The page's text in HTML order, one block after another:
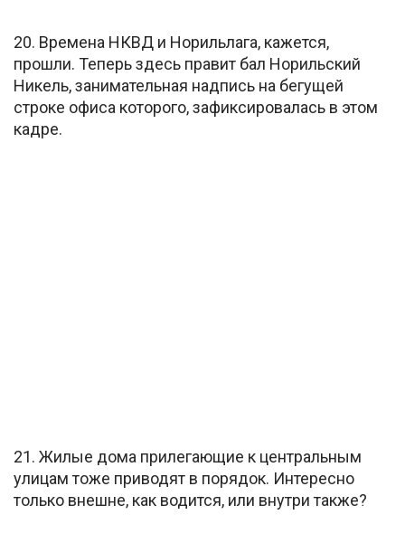
20. Времена НКВД и Норильлага, кажется,
прошли. Теперь здесь правит бал Норильский
Никель, занимательная надпись на бегущей
строке офиса которого, зафиксировалась в этом
кадре.
21. Жилые дома прилегающие к центральным
улицам тоже приводят в порядок. Интересно
только внешне, как водится, или внутри также?